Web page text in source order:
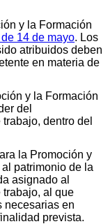
y la Formación
14 de mayo. Los
atribuidos deben
en materia de
y la Formación
del
dentro del
la Promoción y
patrimonio de la
asignado al
trabajo, al que
necesarias en
prevista.